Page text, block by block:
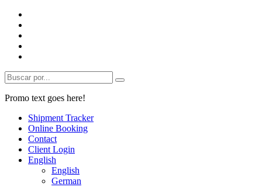
Promo text goes here!
Shipment Tracker
Online Booking
Contact
Client Login
English
English
German